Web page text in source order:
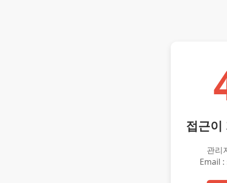
접근이
관리
Email